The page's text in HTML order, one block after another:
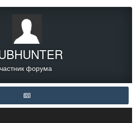
форума